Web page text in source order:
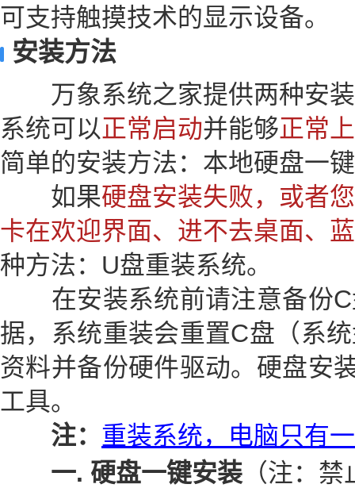
可支持触摸技术的显示设备。
安装方法
万象系统之家提供两种安
系统可以正常启动并能够正常
简单的安装方法：本地硬盘一
如果硬盘安装失败，或者
卡在欢迎界面、进不去桌面、
种方法：U盘重装系统。
在安装系统前请注意备份C
据，系统重装会重置C盘（系
资料并备份硬件驱动。硬盘安
工具。
注： 重装系统，电脑只有
一. 硬盘一键安装 （注：